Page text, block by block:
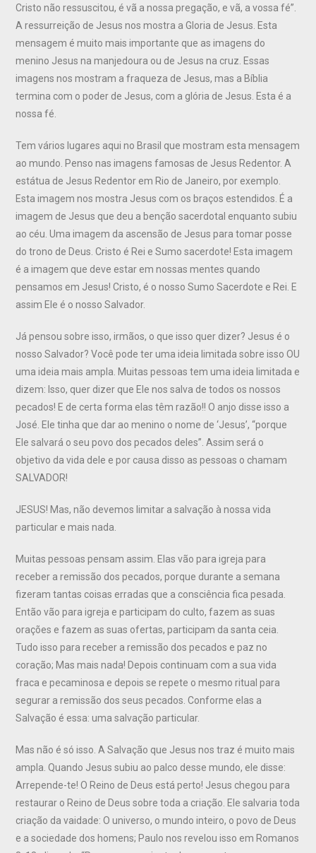
Cristo não ressuscitou, é vã a nossa pregação, e vã, a vossa fé”.
A ressurreição de Jesus nos mostra a Gloria de Jesus. Esta
mensagem é muito mais importante que as imagens do
menino Jesus na manjedoura ou de Jesus na cruz. Essas
imagens nos mostram a fraqueza de Jesus, mas a Bíblia
termina com o poder de Jesus, com a glória de Jesus. Esta é a
nossa fé.
Tem vários lugares aqui no Brasil que mostram esta mensagem
ao mundo. Penso nas imagens famosas de Jesus Redentor. A
estátua de Jesus Redentor em Rio de Janeiro, por exemplo.
Esta imagem nos mostra Jesus com os braços estendidos. É a
imagem de Jesus que deu a benção sacerdotal enquanto subiu
ao céu. Uma imagem da ascensão de Jesus para tomar posse
do trono de Deus. Cristo é Rei e Sumo sacerdote! Esta imagem
é a imagem que deve estar em nossas mentes quando
pensamos em Jesus! Cristo, é o nosso Sumo Sacerdote e Rei. E
assim Ele é o nosso Salvador.
Já pensou sobre isso, irmãos, o que isso quer dizer? Jesus é o
nosso Salvador? Você pode ter uma ideia limitada sobre isso OU
uma ideia mais ampla. Muitas pessoas tem uma ideia limitada e
dizem: Isso, quer dizer que Ele nos salva de todos os nossos
pecados! E de certa forma elas têm razão!! O anjo disse isso a
José. Ele tinha que dar ao menino o nome de ‘Jesus’, “porque
Ele salvará o seu povo dos pecados deles”. Assim será o
objetivo da vida dele e por causa disso as pessoas o chamam
SALVADOR!
JESUS! Mas, não devemos limitar a salvação à nossa vida
particular e mais nada.
Muitas pessoas pensam assim. Elas vão para igreja para
receber a remissão dos pecados, porque durante a semana
fizeram tantas coisas erradas que a consciência fica pesada.
Então vão para igreja e participam do culto, fazem as suas
orações e fazem as suas ofertas, participam da santa ceia.
Tudo isso para receber a remissão dos pecados e paz no
coração; Mas mais nada! Depois continuam com a sua vida
fraca e pecaminosa e depois se repete o mesmo ritual para
segurar a remissão dos seus pecados. Conforme elas a
Salvação é essa: uma salvação particular.
Mas não é só isso. A Salvação que Jesus nos traz é muito mais
ampla. Quando Jesus subiu ao palco desse mundo, ele disse:
Arrepende-te! O Reino de Deus está perto! Jesus chegou para
restaurar o Reino de Deus sobre toda a criação. Ele salvaria toda
criação da vaidade: O universo, o mundo inteiro, o povo de Deus
e a sociedade dos homens; Paulo nos revelou isso em Romanos